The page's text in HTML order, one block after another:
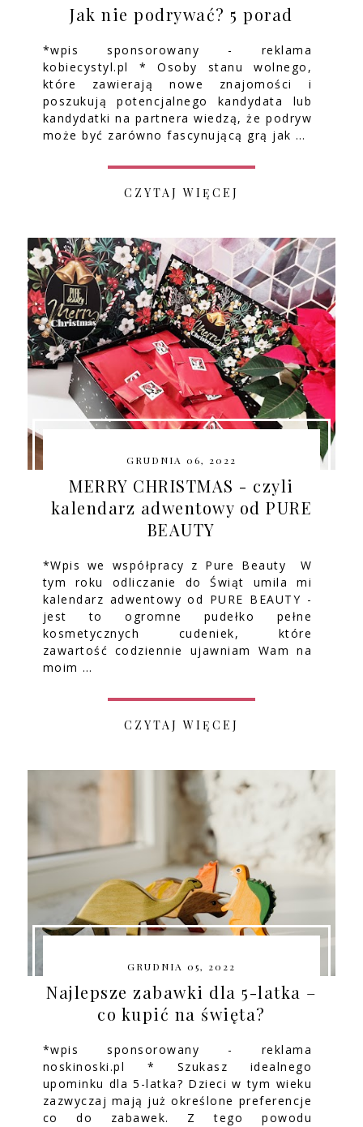
Jak nie podrywać? 5 porad
*wpis sponsorowany - reklama
kobiecystyl.pl * Osoby stanu wolnego,
które zawierają nowe znajomości i
poszukują potencjalnego kandydata lub
kandydatki na partnera wiedzą, że podryw
może być zarówno fascynującą grą jak …
CZYTAJ WIĘCEJ
GRUDNIA 06, 2022
MERRY CHRISTMAS - czyli
kalendarz adwentowy od PURE
BEAUTY
*Wpis we współpracy z Pure Beauty W
tym roku odliczanie do Świąt umila mi
kalendarz adwentowy od PURE BEAUTY -
jest to ogromne pudełko pełne
kosmetycznych cudeniek, które
zawartość codziennie ujawniam Wam na
moim …
CZYTAJ WIĘCEJ
GRUDNIA 05, 2022
Najlepsze zabawki dla 5-latka –
co kupić na święta?
*wpis sponsorowany - reklama
noskinoski.pl * Szukasz idealnego
upominku dla 5-latka? Dzieci w tym wieku
zazwyczaj mają już określone preferencje
co do zabawek. Z tego powodu